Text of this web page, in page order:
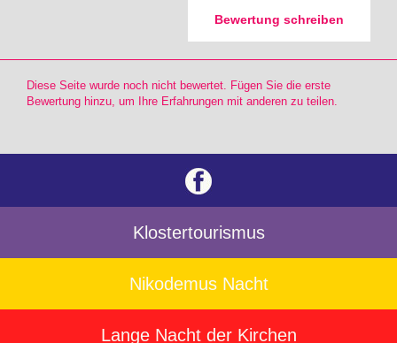
Bewertung schreiben
Diese Seite wurde noch nicht bewertet. Fügen Sie die erste
Bewertung hinzu, um Ihre Erfahrungen mit anderen zu teilen.
Klostertourismus
Nikodemus Nacht
Lange Nacht der Kirchen